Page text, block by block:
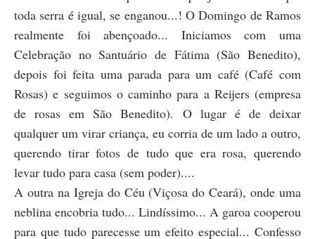
toda serra é igual, se enganou...! O Domingo de Ramos
realmente foi abençoado... Iniciamos com uma
Celebração no Santuário de Fátima (São Benedito),
depois foi feita uma parada para um café (Café com
Rosas) e seguimos o caminho para a Reijers (empresa
de rosas em São Benedito). O lugar é de deixar
qualquer um virar criança, eu corria de um lado a outro,
querendo tirar fotos de tudo que era rosa, querendo
levar tudo para casa (sem poder)....
A outra na Igreja do Céu (Viçosa do Ceará), onde uma
neblina encobria tudo... Lindíssimo... A garoa cooperou
para que tudo parecesse um efeito especial... Confesso